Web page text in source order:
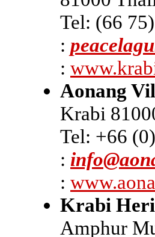
Tel: (66
:
:
Aonang
Krabi
Tel: +66
:
:
Krabi
Amphur